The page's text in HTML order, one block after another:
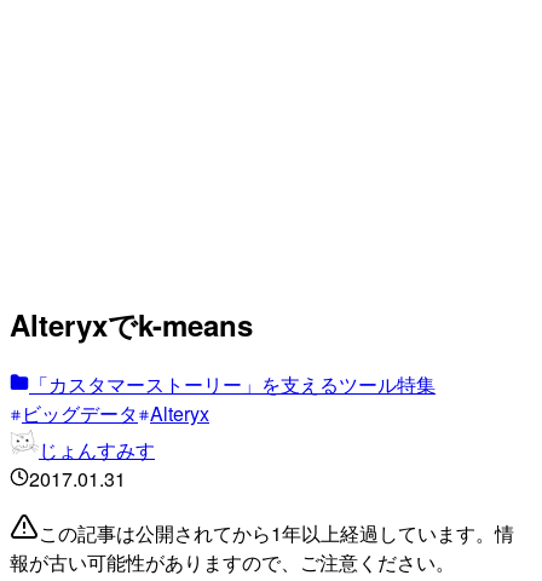
Alteryxでk-means
「カスタマーストーリー」を支えるツール特集
ビッグデータ Alteryx
じょんすみす
2017.01.31
この記事は公開されてから1年以上経過しています。情
報が古い可能性がありますので、ご注意ください。